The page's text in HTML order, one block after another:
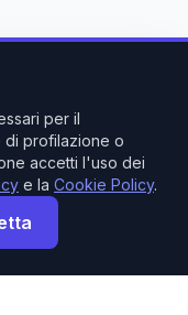
per il
di profilazione o
accetti l'uso dei
e la Cookie Policy.